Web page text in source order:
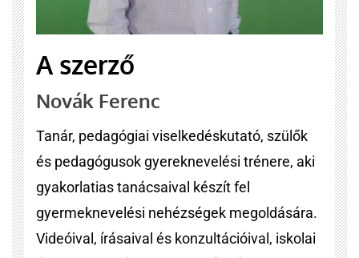
A szerző
Novák Ferenc
Tanár, pedagógiai viselkedéskutató, szülők
és pedagógusok gyereknevelési trénere, aki
gyakorlatias tanácsaival készít fel
gyermeknevelési nehézségek megoldására.
Videóival, írásaival és konzultációival, iskolai